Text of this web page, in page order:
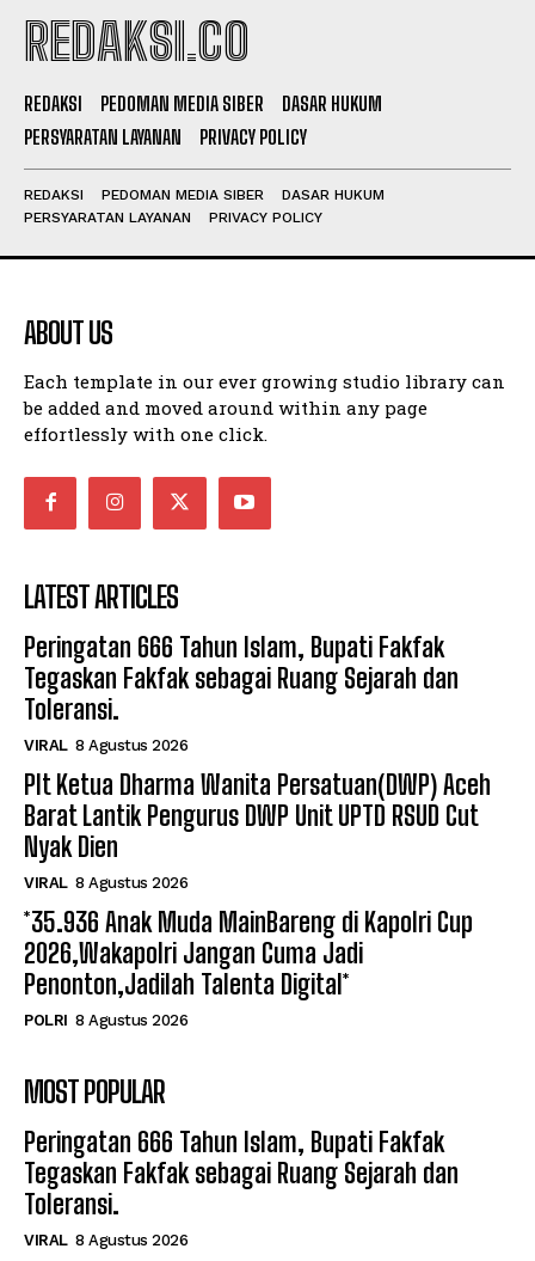
REDAKSI.CO
REDAKSI PEDOMAN MEDIA SIBER
DASAR HUKUM
PERSYARATAN LAYANAN
PRIVACY POLICY
REDAKSI PEDOMAN MEDIA SIBER
DASAR HUKUM
PERSYARATAN LAYANAN
PRIVACY POLICY
ABOUT US
Each template in our ever growing studio library can
be added and moved around within any page
effortlessly with one click.
LATEST ARTICLES
Peringatan 666 Tahun Islam, Bupati Fakfak
Tegaskan Fakfak sebagai Ruang Sejarah dan
Toleransi.
VIRAL 8 Agustus 2026
Plt Ketua Dharma Wanita Persatuan(DWP) Aceh
Barat Lantik Pengurus DWP Unit UPTD RSUD Cut
Nyak Dien
VIRAL 8 Agustus 2026
*35.936 Anak Muda MainBareng di Kapolri Cup
2026,Wakapolri Jangan Cuma Jadi
Penonton,Jadilah Talenta Digital*
POLRI 8 Agustus 2026
MOST POPULAR
Peringatan 666 Tahun Islam, Bupati Fakfak
Tegaskan Fakfak sebagai Ruang Sejarah dan
Toleransi.
VIRAL 8 Agustus 2026